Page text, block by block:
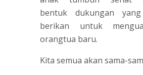
bentuk dukungan
berikan untuk
orangtua baru.
Kita semua akan sama-